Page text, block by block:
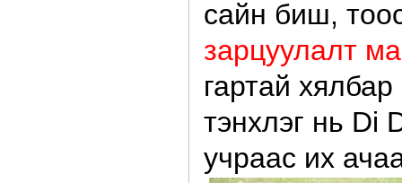
сайн биш,
зарцуулалт
гартай
тэнхлэг нь Di
учраас их